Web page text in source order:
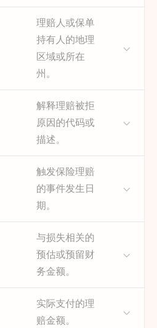
2023-11-15T23:59:59Z
2024-01-30T23:59:59Z
析，突出显示部门间交接延误
和部门内部瓶颈。
请查阅 FINEOS Claims 文档。
此信息可与指定理赔员的用户
档案或任务分配到的队列相关
接收与注册 特别调查组
“按时”或“超期”来得出的。
这简化了SLA合规性的报告和分
析。分析师无需处理原始日期
数据，可以直接使用此简单类
别来创建显示SLA合规率的
dashboard，筛选所有超期理
赔以分析其共同特征，并随时
间监测SLA绩效趋势。它直接支
持SLA合规性dashboard和
为每个案例提供清晰、简洁的
SLA绩效指标，从而轻松衡量和
分析SLA合规率。
这是一个计算字段，通过比较
最终活动的timestamp与每个
case的
“ResolutionTargetDate”得
逾期
保单号是承保该理赔的保险合
同的标识符。它将理赔与特定
客户、保单条款和承保详情关
联起来。
尽管它并非直接的流程属性，
但它提供了重要的业务背景。
它允许按保单或客户汇总理赔
数据，这对于分析理赔频率、
客户体验以及识别产生大量复
杂理赔的保单非常有用。
提供关键业务背景，将理赔与
特定客户合同关联起来，并支
持以客户为中心的流程分析。
请查阅 FINEOS Claims 文档。
这是在理赔登记时获取并存储
在主理赔记录上的一项基本数
POL-987654321
理赔人或保单
持有人的地理
区域或所在
州。
此属性指示与理赔案件相关的
地理位置，可以基于索赔人的
地址或损失发生地。
地理分析可以揭示理赔类型、
频率和处理效率方面的区域差
异。它有助于识别某些区域办
事处是否比其他办事处表现更
好，或者是否存在影响理赔流
程的特定地理因素（例如法
规、天气事件）。这使得管理
和资源分配更具针对性。
允许地理区域细分，以识别区
域绩效差异、合规性差异或特
请查阅 FINEOS Claims 文档。
此信息通常来源于系统中存储
解释理赔被拒
原因的代码或
描述。
当理赔结果为“拒绝”时，此属性
提供了该决定的具体原因。原
因可能包括“不在保单范围内”、
“疑似欺诈”或“信息不完整”。
这是理赔拒绝根本原因分析的
关键属性。通过分析不同拒绝
原因的频率，组织可以识别提
交流程中的常见问题、客户对
保单覆盖范围的混淆点，或理
赔员的潜在培训需求。这些洞
察可以促使组织采取措施，降
低拒绝率并提升客户满意度。
触发保险理赔
的事件发生日
期。
“损失日期”指明了实际事件（例
如事故、伤害）发生的日期。
这与理赔提交日期不同，是理
赔验证和处理中的一个重要因
素。
此属性提供了有价值的背景信
息。损失日期与“理赔提交”日期
与损失相关的
预估或预留财
务金额。
损失金额代表索赔的初步估算
或预留的财务准备金。该金额
实际支付的理
赔金额。